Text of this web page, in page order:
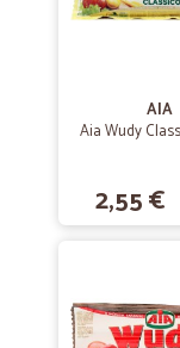
È la prima volta
È la prima volta che
arrivati perfetti,e
anche il prossimo
usufruirò anche più
Ottimo fornitore.
AIA
Aia Wudy
2,55 €